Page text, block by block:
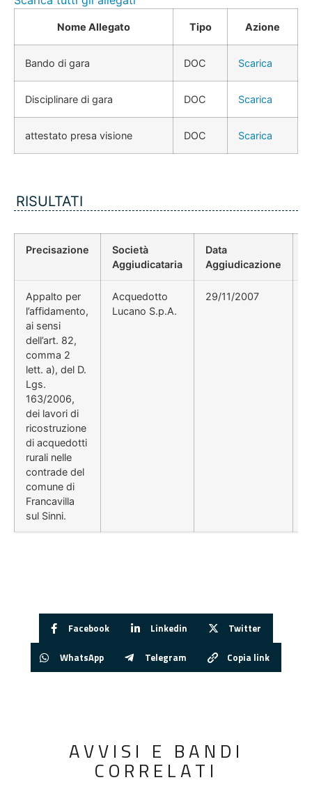
Nome Allegato Tipo Azione
Bando di gara DOC Scarica
Disciplinare di gara DOC Scarica
attestato presa visione DOC Scarica
RISULTATI
Precisazione
Società
Aggiudicataria
Data
Aggiudicazione
Appalto per
l’affidamento,
ai sensi
dell’art. 82,
comma 2
lett. a), del D.
Lgs.
163/2006,
dei lavori di
ricostruzione
di acquedotti
rurali nelle
contrade del
comune di
Francavilla
sul Sinni.
Acquedotto
Lucano S.p.A.
29/11/2007
Facebook Linkedin Twitter
WhatsApp Telegram Copia link
AVVISI E BANDI
CORRELATI